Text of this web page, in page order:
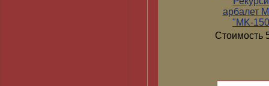
арбалет
"MK-
Стоимость